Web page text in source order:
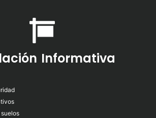
Informativa